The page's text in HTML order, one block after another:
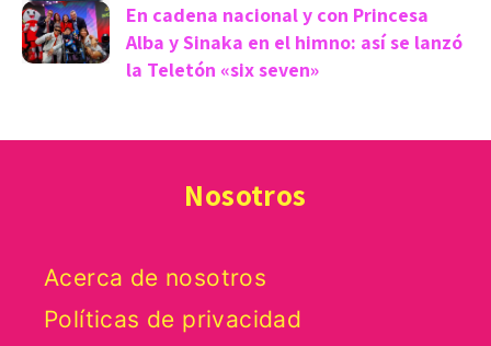
En cadena nacional y con Princesa
Alba y Sinaka en el himno: así se lanzó
la Teletón «six seven»
Nosotros
Acerca de nosotros
Políticas de privacidad